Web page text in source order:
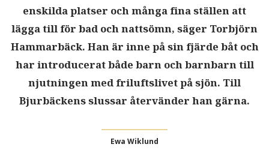
enskilda platser och många fina ställen att
lägga till för bad och nattsömn, säger Torbjörn
Hammarbäck. Han är inne på sin fjärde båt och
har introducerat både barn och barnbarn till
njutningen med friluftslivet på sjön. Till
Bjurbäckens slussar återvänder han gärna.
Ewa Wiklund